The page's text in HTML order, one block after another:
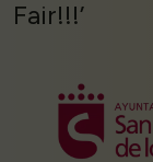
Fair!!!’